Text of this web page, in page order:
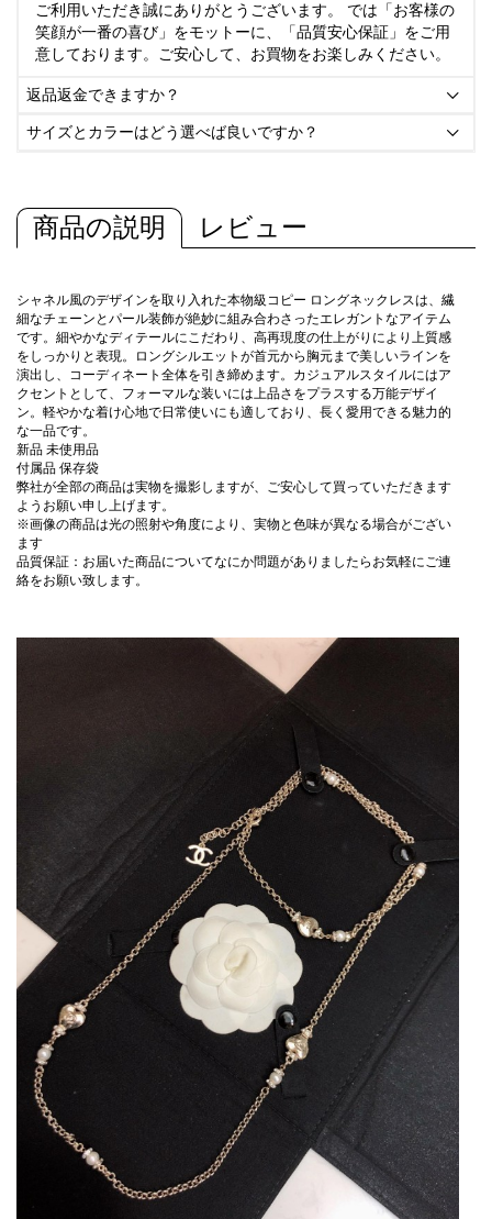
ご利用いただき誠にありがとうございます。 では「お客様の
笑顔が一番の喜び」をモットーに、「品質安心保証」をご用
意しております。ご安心して、お買物をお楽しみください。
返品返金できますか？ 
サイズとカラーはどう選べば良いですか？ 
商品の説明 レビュー
シャネル風のデザインを取り入れた本物級コピー ロングネックレスは、繊
細なチェーンとパール装飾が絶妙に組み合わさったエレガントなアイテム
です。細やかなディテールにこだわり、高再現度の仕上がりにより上質感
をしっかりと表現。ロングシルエットが首元から胸元まで美しいラインを
演出し、コーディネート全体を引き締めます。カジュアルスタイルにはア
クセントとして、フォーマルな装いには上品さをプラスする万能デザイ
ン。軽やかな着け心地で日常使いにも適しており、長く愛用できる魅力的
な一品です。
新品 未使用品
付属品 保存袋
弊社が全部の商品は実物を撮影しますが、ご安心して買っていただきます
ようお願い申し上げます。
※画像の商品は光の照射や角度により、実物と色味が異なる場合がござい
ます
品質保証：お届いた商品についてなにか問題がありましたらお気軽にご連
絡をお願い致します。